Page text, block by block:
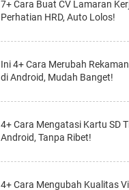
7+ Cara Buat CV Lamaran
Perhatian HRD, Auto Lolos!
Ini 4+ Cara Merubah
di Android, Mudah Banget!
4+ Cara Mengatasi Kartu SD
Android, Tanpa Ribet!
4+ Cara Mengubah Kualitas